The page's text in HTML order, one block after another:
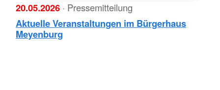
20.05.2026 · Pressemitteilung
Aktuelle Veranstaltungen im Bürgerhaus
Meyenburg